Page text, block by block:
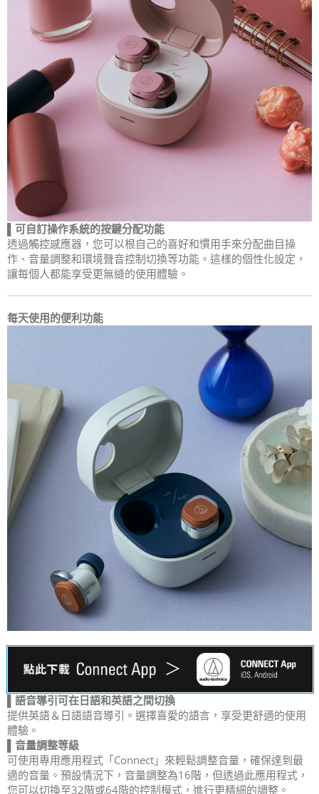
▌可自訂操作系統的按鍵分配功能
透過觸控感應器，您可以根自己的喜好和慣用手來分配曲目操
作、音量調整和環境聲音控制切換等功能。這樣的個性化設定，
讓每個人都能享受更無縫的使用體驗。
每天使用的便利功能
▌語音導引可在日語和英語之間切換
提供英語＆日語語音導引。選擇喜愛的語言，享受更舒適的使用
體驗。
▌音量調整等級
可使用專用應用程式「Connect」來輕鬆調整音量，確保達到最
適的音量。預設情況下，音量調整為16階，但透過此應用程式，
您可以切換至32階或64階的控制模式，進行更精細的調整。